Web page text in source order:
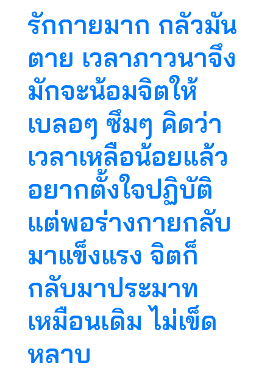
รักกายมาก กลัวมัน
ตาย เวลาภาวนาจึง
มักจะน้อมจิตให้
เบลอๆ ซึมๆ คิดว่า
เวลาเหลือน้อยแล้ว
อยากตั้งใจปฏิบัติ
แต่พอร่างกายกลับ
มาแข็งแรง จิตก็
กลับมาประมาท
เหมือนเดิม ไม่เข็ด
หลาบ